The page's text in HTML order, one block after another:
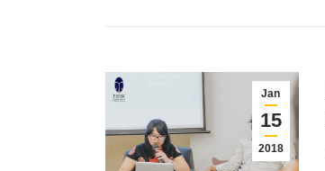
Jan
15
2018